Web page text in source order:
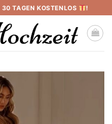
TAGEN KOSTENLOS !